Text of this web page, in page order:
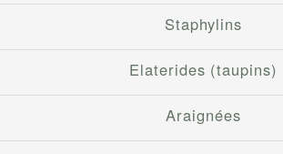
Staphylins
Elaterides (taupins)
Araignées